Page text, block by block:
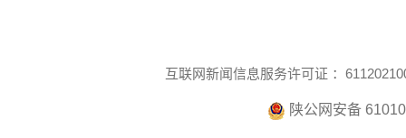
互联网新闻信息服务许可证 ：
陕公网安备